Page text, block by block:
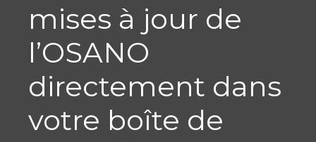
mises à jour de
l’OSANO
directement dans
votre boîte de